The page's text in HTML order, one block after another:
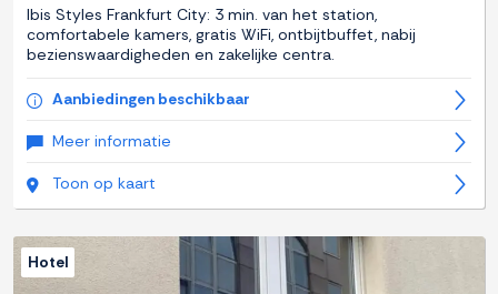
Ibis Styles Frankfurt City: 3 min. van het station,
comfortabele kamers, gratis WiFi, ontbijtbuffet, nabij
bezienswaardigheden en zakelijke centra.
Aanbiedingen beschikbaar
Meer informatie
Toon op kaart
Hotel